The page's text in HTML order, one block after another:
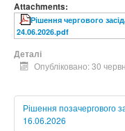
Attachments:
Рішення чергового
24.06.2026.pdf
Деталі
Опубліковано: 30
Рішення позачергового
16.06.2026